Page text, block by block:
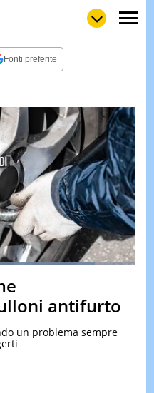
LOLGULP
LOVE
WOW
POP
NEWS
STORIE
VIDEO
& TV
QUIZ
&
TEST
Fonti preferite
:85.76%
antifurto
un problema sempre